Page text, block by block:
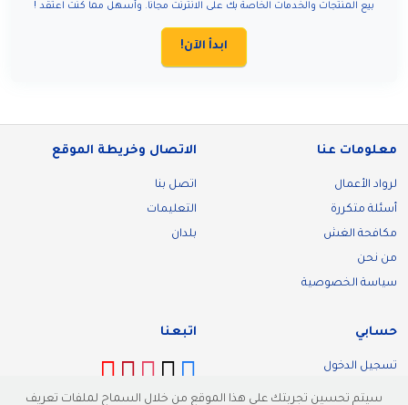
بيع المنتجات والخدمات الخاصة بك على الانترنت مجانا. وأسهل مما كنت اعتقد !
ابدأ الآن!
معلومات عنا
لرواد الأعمال
أسئلة متكررة
مكافحة الغش
من نحن
سياسة الخصوصية
الاتصال وخريطة الموقع
اتصل بنا
التعليمات
بلدان
حسابي
تسجيل الدخول
تسجيل
اتبعنا
سيتم تحسين تجربتك على هذا الموقع من خلال السماح لملفات تعريف